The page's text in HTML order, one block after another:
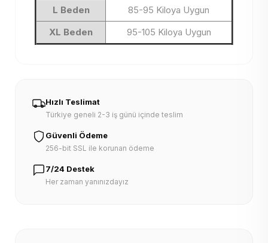
L Beden
85-95 Kiloya Uygun
XL Beden
95-105 Kiloya Uygun
Hızlı Teslimat
Türkiye geneli 2-3 iş günü içinde teslim
Güvenli Ödeme
256-bit SSL ile korunan ödeme
7/24 Destek
Her zaman yanınızdayız